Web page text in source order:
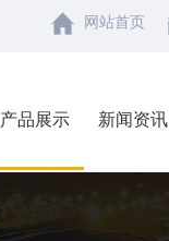
网站首页
产品展示 新闻资讯